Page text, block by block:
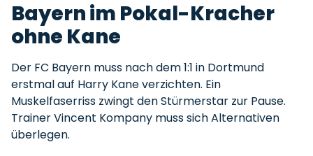
Bayern im Pokal-Kracher
ohne Kane
Der FC Bayern muss nach dem 1:1 in Dortmund
erstmal auf Harry Kane verzichten. Ein
Muskelfaserriss zwingt den Stürmerstar zur Pause.
Trainer Vincent Kompany muss sich Alternativen
überlegen.